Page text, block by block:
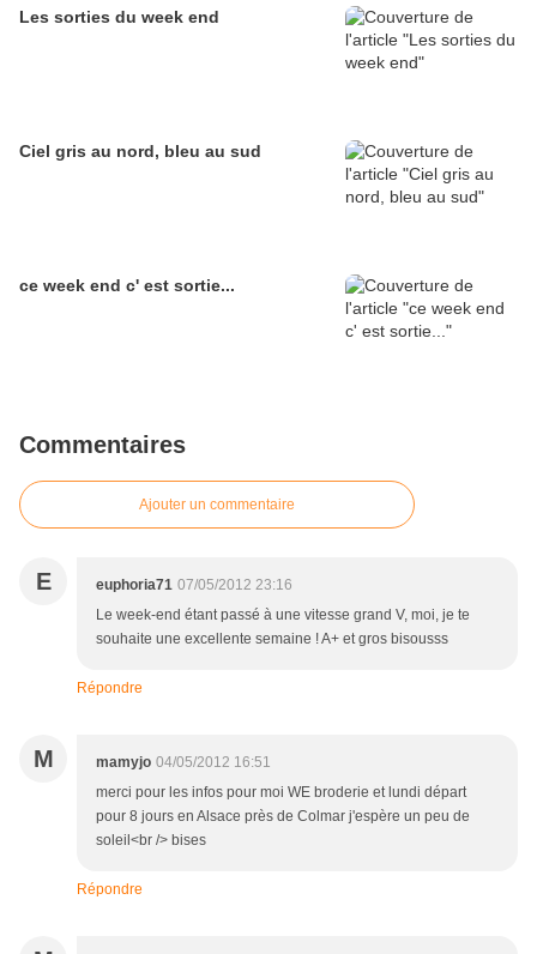
Les sorties du week end
Ciel gris au nord, bleu au sud
ce week end c' est sortie...
Commentaires
Ajouter un commentaire
E euphoria71 07/05/2012 23:16
Le week-end étant passé à une vitesse grand V, moi, je te
souhaite une excellente semaine ! A+ et gros bisousss
Répondre
M mamyjo 04/05/2012 16:51
merci pour les infos pour moi WE broderie et lundi départ
pour 8 jours en Alsace près de Colmar j'espère un peu de
soleil<br /> bises
Répondre